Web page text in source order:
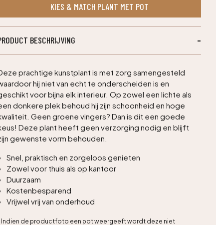
KIES & MATCH PLANT MET POT
BESCHRIJVING
prachtige kunstplant is met zorg samengesteld
hij niet van echt te onderscheiden is en
voor bijna elk interieur. Op zowel een lichte als
donkere plek behoud hij zijn schoonheid en hoge
Geen groene vingers? Dan is dit een goede
Deze plant heeft geen verzorging nodig en blijft
gewenste vorm behouden.
Snel, praktisch en zorgeloos genieten
Zowel voor thuis als op kantoor
Duurzaam
Kostenbesparend
Vrijwel vrij van onderhoud
Indien de productfoto een pot weergeeft wordt deze niet